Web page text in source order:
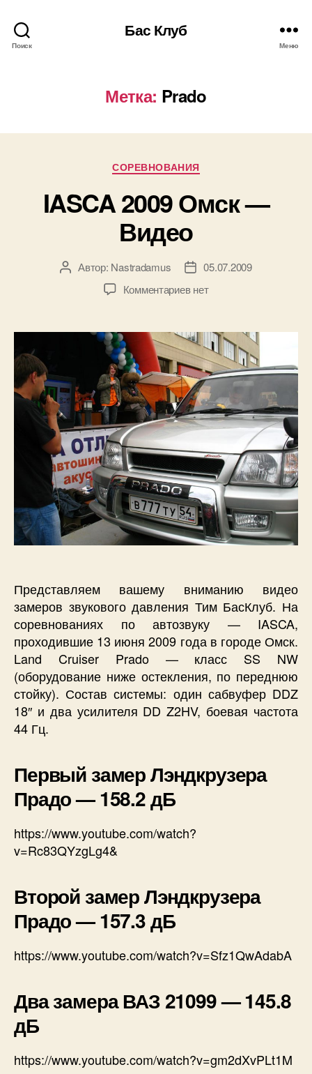
Поиск
Бас Клуб
Меню
Метка: Prado
Рубрики
СОРЕВНОВАНИЯ
IASCA 2009 Омск —
Видео
АвторАвтор: Nastradamus
Дата05.07.2009
Комментариевк
2009
Омск
—
Видео
нет
Представляем вашему вниманию видео
замеров звукового давления Тим БасКлуб. На
соревнованиях по автозвуку — IASCA,
проходившие 13 июня 2009 года в городе Омск.
Land Cruiser Prado — класс SS NW
(оборудование ниже остекления, по переднюю
стойку). Состав системы: один сабвуфер DDZ
18″ и два усилителя DD Z2HV, боевая частота
44 Гц.
Первый замер Лэндкрузера
Прадо — 158.2 дБ
https://www.youtube.com/watch?
v=Rc83QYzgLg4&
Второй замер Лэндкрузера
Прадо — 157.3 дБ
https://www.youtube.com/watch?v=Sfz1QwAdabA
Два замера ВАЗ 21099 — 145.8
дБ
https://www.youtube.com/watch?v=gm2dXvPLt1M